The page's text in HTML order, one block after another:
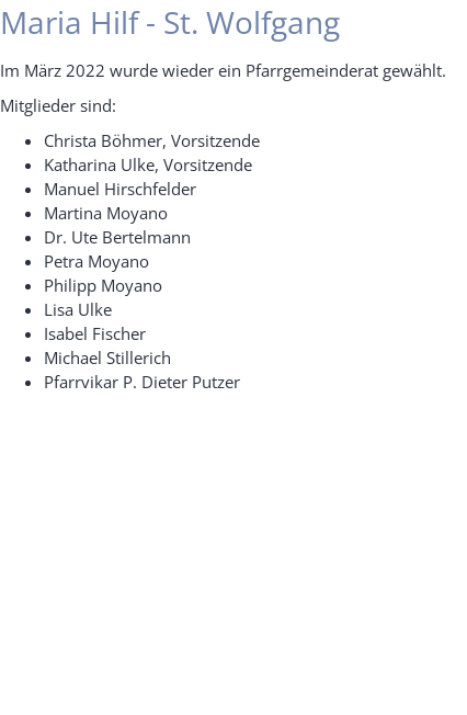
Maria Hilf - St. Wolfgang
Im März 2022 wurde wieder ein Pfarrgemeinderat gewählt.
Mitglieder sind:
Christa Böhmer, Vorsitzende
Katharina Ulke, Vorsitzende
Manuel Hirschfelder
Martina Moyano
Dr. Ute Bertelmann
Petra Moyano
Philipp Moyano
Lisa Ulke
Isabel Fischer
Michael Stillerich
Pfarrvikar P. Dieter Putzer